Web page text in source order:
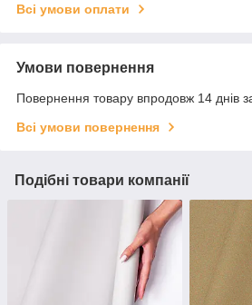
Всі умови оплати
Умови повернення
Повернення товару впродовж 14 днів
Всі умови повернення
Подібні товари компанії